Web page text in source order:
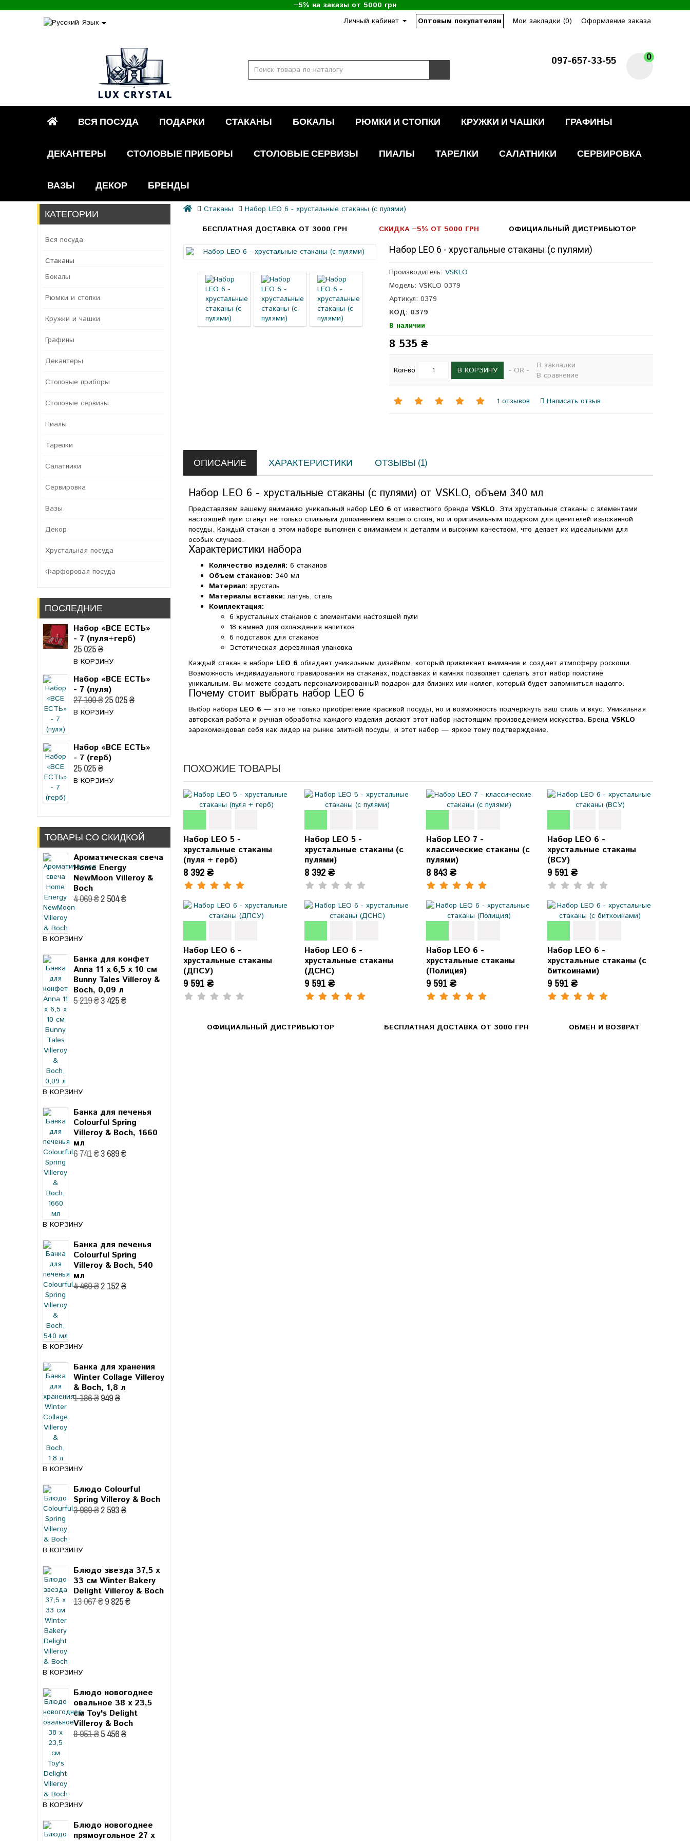
−5% на заказы от 5000 грн
Язык
Личный кабинет Оптовым покупателям Мои закладки (0) Оформление заказа
097-657-33-55 0
ВСЯ ПОСУДА ПОДАРКИ СТАКАНЫ БОКАЛЫ РЮМКИ И СТОПКИ КРУЖКИ И ЧАШКИ ГРАФИНЫ
ДЕКАНТЕРЫ СТОЛОВЫЕ ПРИБОРЫ СТОЛОВЫЕ СЕРВИЗЫ ПИАЛЫ ТАРЕЛКИ САЛАТНИКИ СЕРВИРОВКА
ВАЗЫ ДЕКОР БРЕНДЫ
КАТЕГОРИИ
Вся посуда
Стаканы
Бокалы
Рюмки и стопки
Кружки и чашки
Графины
Декантеры
Столовые приборы
Столовые сервизы
Пиалы
Тарелки
Салатники
Сервировка
Вазы
Декор
Хрустальная посуда
Фарфоровая посуда
ПОСЛЕДНИЕ
Набор «ВСЕ ЕСТЬ»
- 7 (пуля+герб)
25 025 ₴
В КОРЗИНУ
Набор «ВСЕ ЕСТЬ»
- 7 (пуля)
27 100 ₴25 025 ₴
В КОРЗИНУ
Набор «ВСЕ ЕСТЬ»
- 7 (герб)
25 025 ₴
В КОРЗИНУ
ТОВАРЫ СО СКИДКОЙ
Ароматическая свеча
Home Energy
NewMoon Villeroy &
Boch
4 069 ₴2 504 ₴
В КОРЗИНУ
Банка для конфет
Anna 11 x 6,5 x 10 см
Bunny Tales Villeroy &
Boch, 0,09 л
5 219 ₴3 425 ₴
В КОРЗИНУ
Банка для печенья
Colourful Spring
Villeroy & Boch, 1660
мл
6 741 ₴3 689 ₴
В КОРЗИНУ
Банка для печенья
Colourful Spring
Villeroy & Boch, 540
мл
4 460 ₴2 152 ₴
В КОРЗИНУ
Банка для хранения
Winter Collage Villeroy
& Boch, 1,8 л
1 186 ₴949 ₴
В КОРЗИНУ
Блюдо Colourful
Spring Villeroy & Boch
3 989 ₴2 593 ₴
В КОРЗИНУ
Блюдо звезда 37,5 x
33 см Winter Bakery
Delight Villeroy & Boch
13 067 ₴9 825 ₴
В КОРЗИНУ
Блюдо новогоднее
овальное 38 x 23,5
см Toy's Delight
Villeroy & Boch
8 951 ₴5 456 ₴
В КОРЗИНУ
Блюдо новогоднее
прямоугольное 27 x
Стаканы
Набор LEO 6 - хрустальные стаканы (с пулями)
БЕСПЛАТНАЯ ДОСТАВКА ОТ 3000 ГРН
СКИДКА −5% ОТ 5000 ГРН ОФИЦИАЛЬНЫЙ ДИСТРИБЬЮТОР
Набор LEO 6 - хрустальные стаканы (с пулями)
Производитель:VSKLO
Модель: VSKLO 0379
Артикул: 0379
КОД: 0379
В наличии
8 535 ₴
Кол-во В КОРЗИНУ - OR -
В закладки
В сравнение
1 отзывов Написать отзыв
ОПИСАНИЕ ХАРАКТЕРИСТИКИ ОТЗЫВЫ (1)
Набор LEO 6 - хрустальные стаканы (с пулями) от VSKLO, объем 340 мл
Представляем вашему вниманию уникальный набор LEO 6 от известного брендаVSKLO. Эти хрустальные стаканы с элементами
настоящей пули станут не только стильным дополнением вашего стола, но и оригинальным подарком для ценителей изысканной
посуды. Каждый стакан в этом наборе выполнен с вниманием к деталям и высоким качеством, что делает их идеальными для
особых случаев.
Характеристики набора
Количество изделий: 6 стаканов
Объем стаканов: 340 мл
Материал: хрусталь
Материалы вставки: латунь, сталь
Комплектация:
6 хрустальных стаканов с элементами настоящей пули
18 камней для охлаждения напитков
6 подставок для стаканов
Эстетическая деревянная упаковка
Каждый стакан в наборе LEO 6 обладает уникальным дизайном, который привлекает внимание и создает атмосферу роскоши.
Возможность индивидуального гравирования на стаканах, подставках и камнях позволяет сделать этот набор поистине
уникальным. Вы можете создать персонализированный подарок для близких или коллег, который будет запомниться надолго.
Почему стоит выбрать набор LEO 6
Выбор набора LEO 6 — это не только приобретение красивой посуды, но и возможность подчеркнуть ваш стиль и вкус. Уникальная
авторская работа и ручная обработка каждого изделия делают этот набор настоящим произведением искусства. БрендVSKLO
зарекомендовал себя как лидер на рынке элитной посуды, и этот набор — яркое тому подтверждение.
ПОХОЖИЕ ТОВАРЫ
Набор LEO 5 -
хрустальные стаканы
(пуля + герб)
8 392 ₴
Набор LEO 5 -
хрустальные стаканы (с
пулями)
8 392 ₴
Набор LEO 7 -
классические стаканы (с
пулями)
8 843 ₴
Набор LEO 6 -
хрустальные стаканы
(ВСУ)
9 591 ₴
Набор LEO 6 -
хрустальные стаканы
(ДПСУ)
9 591 ₴
Набор LEO 6 -
хрустальные стаканы
(ДСНС)
9 591 ₴
Набор LEO 6 -
хрустальные стаканы
(Полиция)
9 591 ₴
Набор LEO 6 -
хрустальные стаканы (с
биткоинами)
9 591 ₴
ОФИЦИАЛЬНЫЙ ДИСТРИБЬЮТОР БЕСПЛАТНАЯ ДОСТАВКА ОТ 3000 ГРН ОБМЕН И ВОЗВРАТ